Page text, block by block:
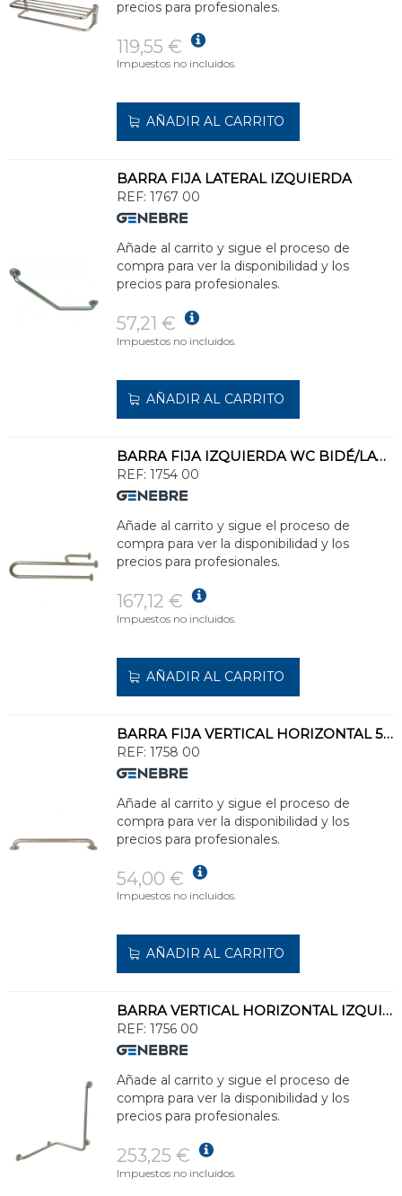
precios para profesionales.
119,55 €
Impuestos no incluidos.
AÑADIR AL CARRITO
BARRA FIJA LATERAL IZQUIERDA
REF: 1767 00
Añade al carrito y sigue el proceso de
compra para ver la disponibilidad y los
precios para profesionales.
57,21 €
Impuestos no incluidos.
AÑADIR AL CARRITO
BARRA FIJA IZQUIERDA WC BIDÉ/LAVABO
REF: 1754 00
Añade al carrito y sigue el proceso de
compra para ver la disponibilidad y los
precios para profesionales.
167,12 €
Impuestos no incluidos.
AÑADIR AL CARRITO
BARRA FIJA VERTICAL HORIZONTAL 50cm WC/BIDÉ/LAVABO
REF: 1758 00
Añade al carrito y sigue el proceso de
compra para ver la disponibilidad y los
precios para profesionales.
54,00 €
Impuestos no incluidos.
AÑADIR AL CARRITO
BARRA VERTICAL HORIZONTAL IZQUIERDO FIJA DUCHA/BAÑERA
REF: 1756 00
Añade al carrito y sigue el proceso de
compra para ver la disponibilidad y los
precios para profesionales.
253,25 €
Impuestos no incluidos.